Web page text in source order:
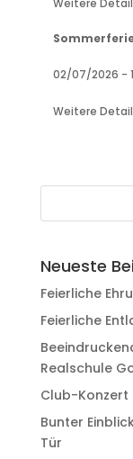
Weitere
02/07/2026 -
Weitere
Neueste
Feierliche
Feierliche
Realschule
Club-Konzert
Bunter
Tür